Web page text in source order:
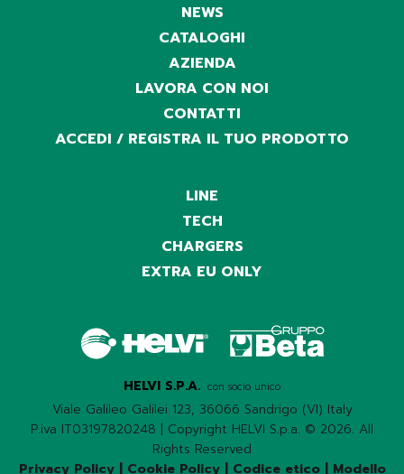
NEWS
CATALOGHI
AZIENDA
LAVORA CON NOI
CONTATTI
ACCEDI / REGISTRA IL TUO PRODOTTO
LINE
TECH
CHARGERS
EXTRA EU ONLY
HELVI S.P.A. con socio unico
Viale Galileo Galilei 123, 36066 Sandrigo (VI) Italy
P.iva IT03197820248 | Copyright HELVI S.p.a. © 2026. All
Rights Reserved
Privacy Policy| Cookie Policy| Codice etico| Modello